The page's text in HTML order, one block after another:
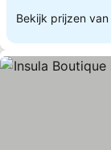
Bekijk prijzen van